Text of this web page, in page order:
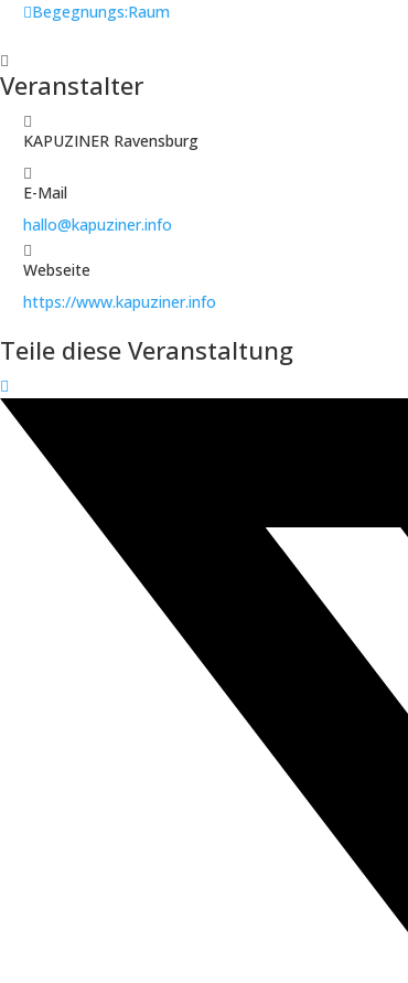
Begegnungs:Raum
Veranstalter
KAPUZINER Ravensburg
E-Mail
hallo@kapuziner.info
Webseite
https://www.kapuziner.info
Teile diese Veranstaltung